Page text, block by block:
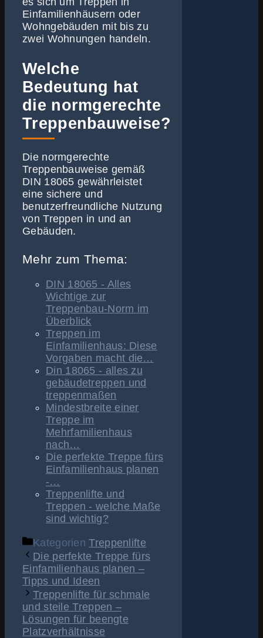
Einfamilienhäusern oder
Wohngebäuden mit bis zu
zwei Wohnungen handeln.
Welche
Bedeutung hat
die normgerechte
Treppenbauweise?
Die normgerechte
Treppenbauweise gemäß
DIN 18065 gewährleistet
eine sichere und
benutzerfreundliche Nutzung
von Treppen in und an
Gebäuden.
Mehr zum Thema:
DIN 18065 - Alles
Wichtige zur
Treppenbau-Norm im
Überblick
Treppen im
Einfamilienhaus: Diese
Vorgaben macht die…
Din 18065 - alles zu
gebäudetreppen und
treppenmaßen
Mindestbreite einer
Treppe im
Mehrfamilienhaus
nach…
Die perfekte Treppe fürs
Einfamilienhaus planen
-…
Treppenlifte und
Treppen - welche Maße
sind wichtig?
KategorienTreppenlifte
Die perfekte Treppe fürs
Einfamilienhaus planen –
Tipps und Ideen
Treppenlifte für schmale
und steile Treppen –
Lösungen für beengte
Platzverhältnisse